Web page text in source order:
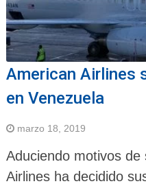
American Airlines
en Venezuela
marzo 18, 2019
Aduciendo motivos de
Airlines ha decidido